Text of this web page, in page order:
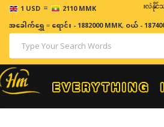
1 USD = 2110 MMK
ဈေးနှုန်းများသည် အချိန်နှင့် အမျှပြောင်းလဲနိုင်
အခေါက်ရွှေ=ရောင်း - 1882000 MMK, ဝယ် -